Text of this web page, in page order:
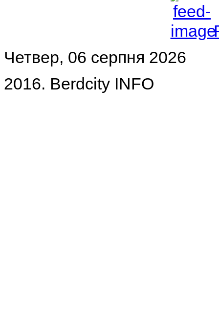
Четвер, 06 серпня 2026
2016. Berdcity INFO